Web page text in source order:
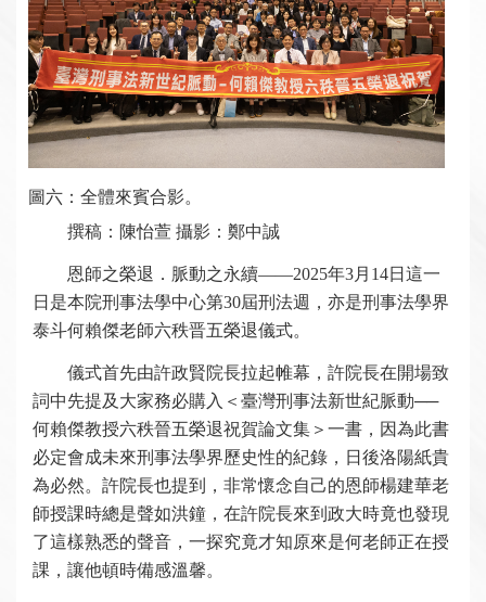
圖六：全體來賓合影。
撰稿：陳怡萱 攝影：鄭中誠
恩師之榮退．脈動之永續——2025年3月14日這一
日是本院刑事法學中心第30屆刑法週，亦是刑事法學界
泰斗何賴傑老師六秩晋五榮退儀式。
儀式首先由許政賢院長拉起帷幕，許院長在開場致
詞中先提及大家務必購入＜臺灣刑事法新世紀脈動──
何賴傑教授六秩晉五榮退祝賀論文集＞一書，因為此書
必定會成未來刑事法學界歷史性的紀錄，日後洛陽紙貴
為必然。許院長也提到，非常懷念自己的恩師楊建華老
師授課時總是聲如洪鐘，在許院長來到政大時竟也發現
了這樣熟悉的聲音，一探究竟才知原來是何老師正在授
課，讓他頓時備感溫馨。